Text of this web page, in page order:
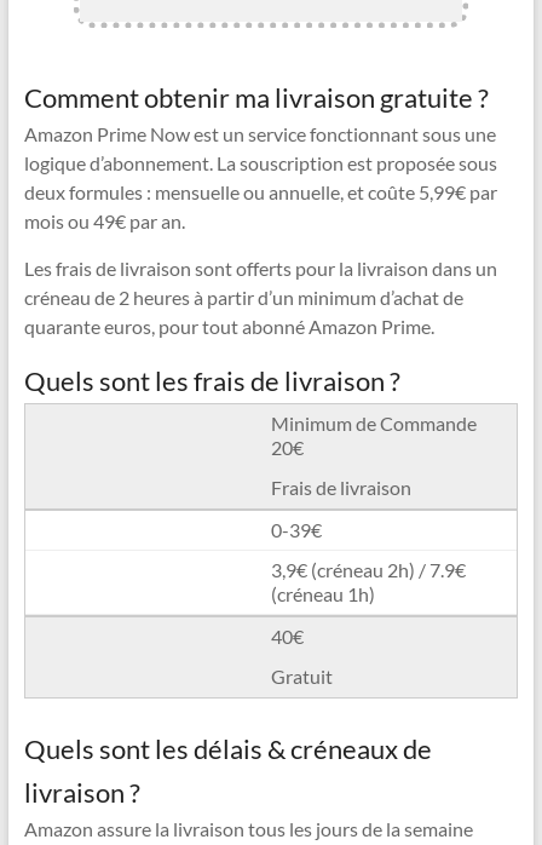
Comment obtenir ma livraison gratuite ?
Amazon Prime Now est un service fonctionnant sous une
logique d’abonnement. La souscription est proposée sous
deux formules : mensuelle ou annuelle, et coûte 5,99€ par
mois ou 49€ par an.
Les frais de livraison sont offerts pour la livraison dans un
créneau de 2 heures à partir d’un minimum d’achat de
quarante euros, pour tout abonné Amazon Prime.
Quels sont les frais de livraison ?
Minimum de Commande
20€
Frais de livraison
0-39€
3,9€ (créneau 2h) / 7.9€
(créneau 1h)
40€
Gratuit
Quels sont les délais & créneaux de
livraison ?
Amazon assure la livraison tous les jours de la semaine